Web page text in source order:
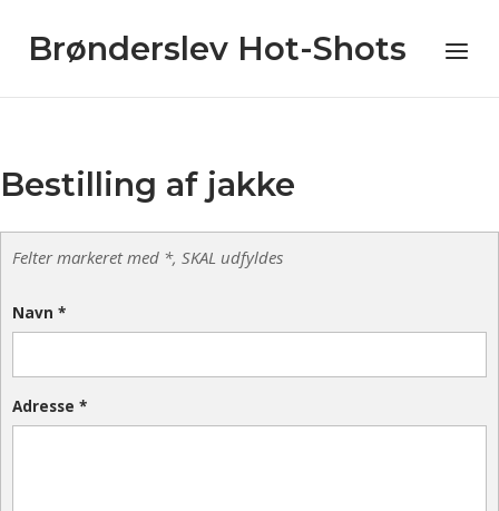
Brønderslev Hot-Shots Menu
Bestilling af jakke
Felter markeret med *, SKAL udfyldes
Navn *
Adresse *